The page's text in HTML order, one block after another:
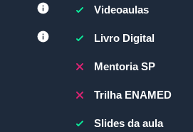
Videoaulas
Livro Digital
Mentoria SP
Trilha ENAMED
Slides da aula